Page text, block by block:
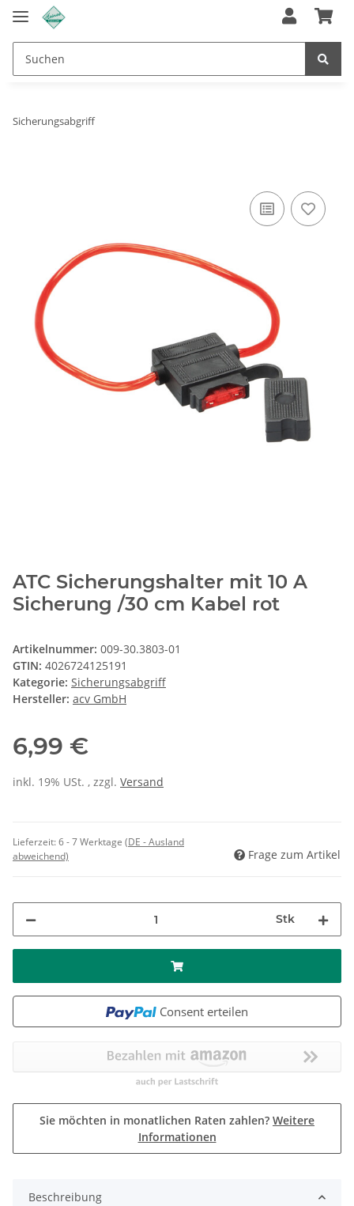
Sicherungsabgriff
ATC Sicherungshalter mit 10 A
Sicherung /30 cm Kabel rot
Artikelnummer: 009-30.3803-01
GTIN: 4026724125191
Kategorie: Sicherungsabgriff
Hersteller: acv GmbH
6,99 €
inkl. 19% USt. , zzgl. Versand
Lieferzeit:6 - 7 Werktage (DE - Ausland
abweichend)
Frage zum Artikel
Stk
Consent erteilen
Sie möchten in monatlichen Raten zahlen? Weitere
Informationen
Beschreibung